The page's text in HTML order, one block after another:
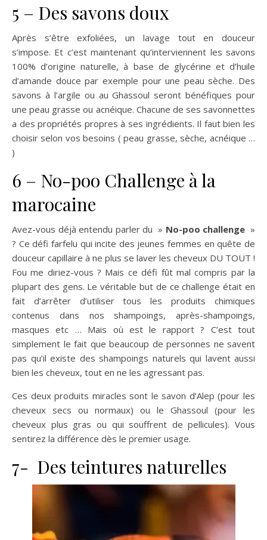
5 – Des savons doux
Après s’être exfoliées, un lavage tout en douceur
s’impose. Et c’est maintenant qu’interviennent les savons
100% d’origine naturelle, à base de glycérine et d’huile
d’amande douce par exemple pour une peau sèche. Des
savons à l’argile ou au Ghassoul seront bénéfiques pour
une peau grasse ou acnéique. Chacune de ses savonnettes
a des propriétés propres à ses ingrédients. Il faut bien les
choisir selon vos besoins ( peau grasse, sèche, acnéique …
)
6 – No-poo Challenge à la
marocaine
Avez-vous déjà entendu parler du » No-poo challenge »
? Ce défi farfelu qui incite des jeunes femmes en quête de
douceur capillaire à ne plus se laver les cheveux DU TOUT !
Fou me diriez-vous ? Mais ce défi fût mal compris par la
plupart des gens. Le véritable but de ce challenge était en
fait d’arrêter d’utiliser tous les produits chimiques
contenus dans nos shampoings, après-shampoings,
masques etc … Mais où est le rapport ? C’est tout
simplement le fait que beaucoup de personnes ne savent
pas qu’il existe des shampoings naturels qui lavent aussi
bien les cheveux, tout en ne les agressant pas.
Ces deux produits miracles sont le savon d’Alep (pour les
cheveux secs ou normaux) ou le Ghassoul (pour les
cheveux plus gras ou qui souffrent de pellicules). Vous
sentirez la différence dès le premier usage.
7- Des teintures naturelles